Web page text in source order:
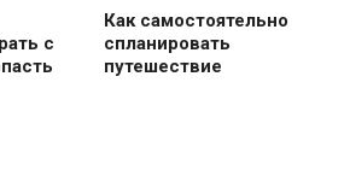
с
Как самостоятельно
спланировать
путешествие